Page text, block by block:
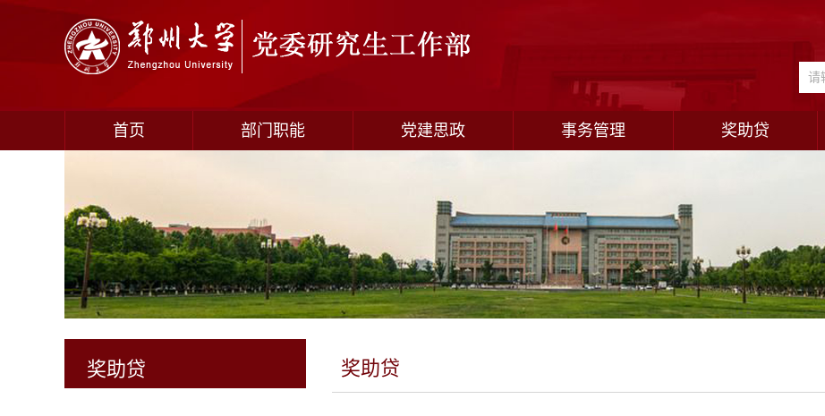
首页 部门职能 党建思政 事务管理 奖助贷
奖助贷 奖助贷